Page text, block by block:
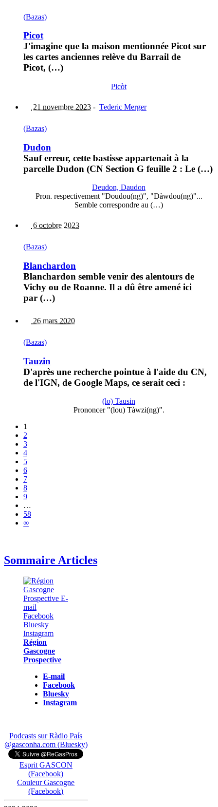
(Bazas)
Picot
J'imagine que la maison mentionnée Picot sur
les cartes anciennes relève du Barrail de
Picot, (…)
Picòt
21 novembre 2023 - Tederic Merger
(Bazas)
Dudon
Sauf erreur, cette bastisse appartenait à la
parcelle Dudon (CN Section G feuille 2 : Le (…)
Deudon, Daudon
Pron. respectivement "Doudou(ng)", "Dàwdou(ng)"...
Semble correspondre au (…)
6 octobre 2023
(Bazas)
Blanchardon
Blanchardon semble venir des alentours de
Vichy ou de Roanne. Il a dû être amené ici
par (…)
26 mars 2020
(Bazas)
Tauzin
D'après une recherche pointue à l'aide du CN,
de l'IGN, de Google Maps, ce serait ceci :
(lo) Tausin
Prononcer "(lou) Tàwzi(ng)".
1
2
3
4
5
6
7
8
9
…
58
∞
Sommaire Articles
Région
Gascogne
Prospective
E-mail
Facebook
Bluesky
Instagram
Podcasts sur Ràdio País
@gasconha.com (Bluesky)
Esprit GASCON
(Facebook)
Couleur Gascogne
(Facebook)